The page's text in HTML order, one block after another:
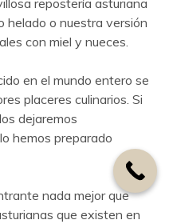
repostería asturiana
helado o nuestra versión
con miel y nueces.
en el mundo entero se
placeres culinarios. Si
dejaremos
hemos preparado
nada mejor que
que existen en